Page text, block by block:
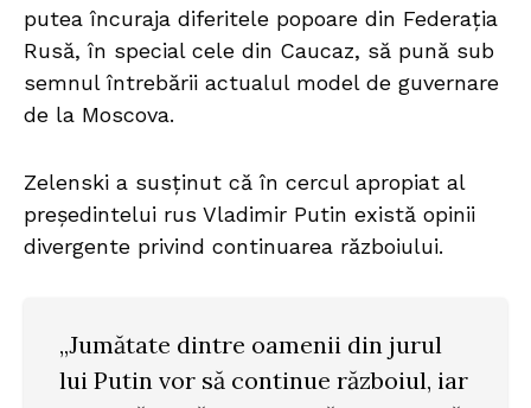
putea încuraja diferitele popoare din Federația
Rusă, în special cele din Caucaz, să pună sub
semnul întrebării actualul model de guvernare
de la Moscova.
Zelenski a susținut că în cercul apropiat al
președintelui rus Vladimir Putin există opinii
divergente privind continuarea războiului.
„Jumătate dintre oamenii din jurul
lui Putin vor să continue războiul, iar